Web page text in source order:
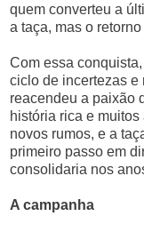
quem converteu a
a taça, mas o
Com essa
ciclo de incertezas e
reacendeu a paixão
história rica e
novos rumos, e a
primeiro passo em
consolidaria nos
A campanha